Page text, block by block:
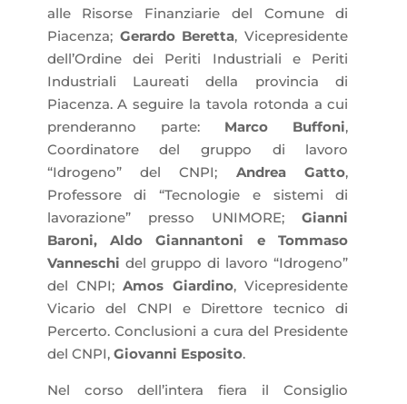
alle Risorse Finanziarie del Comune di
Piacenza; Gerardo Beretta, Vicepresidente
dell’Ordine dei Periti Industriali e Periti
Industriali Laureati della provincia di
Piacenza. A seguire la tavola rotonda a cui
prenderanno parte: Marco Buffoni,
Coordinatore del gruppo di lavoro
“Idrogeno” del CNPI; Andrea Gatto,
Professore di “Tecnologie e sistemi di
lavorazione” presso UNIMORE;Gianni
Baroni, Aldo Giannantoni e Tommaso
Vanneschi del gruppo di lavoro “Idrogeno”
del CNPI;Amos Giardino, Vicepresidente
Vicario del CNPI e Direttore tecnico di
Percerto. Conclusioni a cura del Presidente
del CNPI, Giovanni Esposito.
Nel corso dell’intera fiera il Consiglio